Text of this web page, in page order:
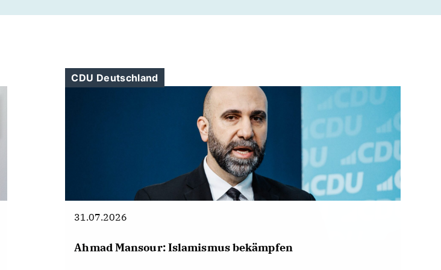
CDU Deutschland
31.07.2026
Ahmad Mansour: Islamismus bekämpfen